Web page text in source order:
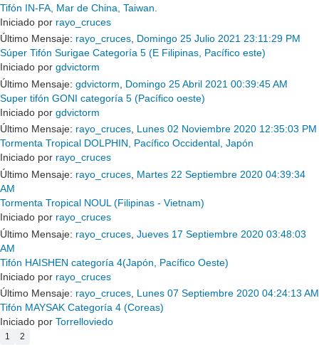
Tifón IN-FA, Mar de China, Taiwan.
Iniciado por rayo_cruces
Último Mensaje: rayo_cruces Domingo 25 Julio 2021 23:11:29 PM
Súper Tifón Surigae Categoría 5 (E Filipinas, Pacífico este)
Iniciado por gdvictorm
Último Mensaje: gdvictorm
Domingo 25 Abril 2021 00:39:45 AM
Super tifón GONI categoría 5 (Pacífico oeste)
Iniciado por gdvictorm
Último Mensaje: rayo_cruces, Lunes 02 Noviembre 2020 12:35:03 PM
Tormenta Tropical DOLPHIN, Pacífico Occidental, Japón
Iniciado por rayo_cruces
Último Mensaje: rayo_cruces Martes 22 Septiembre 2020 04:39:34
AM
Tormenta Tropical NOUL (Filipinas - Vietnam)
Iniciado por rayo_cruces
Último Mensaje: rayo_cruces Jueves 17 Septiembre 2020 03:48:03
AM
Tifón HAISHEN categoría 4(Japón, Pacífico Oeste)
Iniciado por rayo_cruces
Último Mensaje: rayo_cruces Lunes 07 Septiembre 2020 04:24:13 AM
Tifón MAYSAK Categoría 4 (Coreas)
Iniciado por Torrelloviedo
1 2